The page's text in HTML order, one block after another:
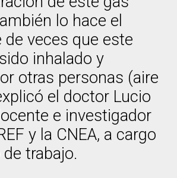
lo hace el
de veces que este
inhalado y
otras personas (aire
el doctor Lucio
e investigador
y la CNEA, a cargo
trabajo.